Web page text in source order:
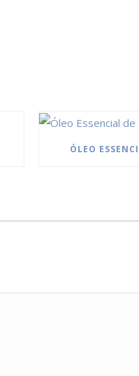
ÓLEO